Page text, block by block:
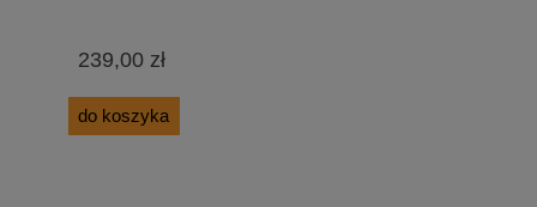
239,00 zł
do koszyka